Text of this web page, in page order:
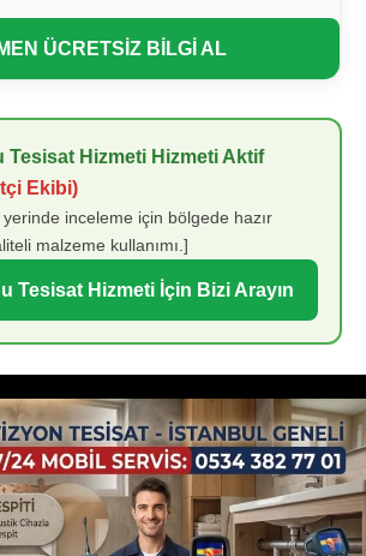
ÜCRETSİZ BİLGİ AL
Tesisat Hizmeti Hizmeti Aktif
Ekibi)
yerinde inceleme için bölgede hazır
malzeme kullanımı.]
Tesisat Hizmeti İçin Bizi Arayın